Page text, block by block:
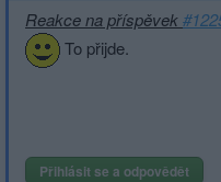
Reakce na příspěvek
To přijde.
Přihlásit se a odpovědět